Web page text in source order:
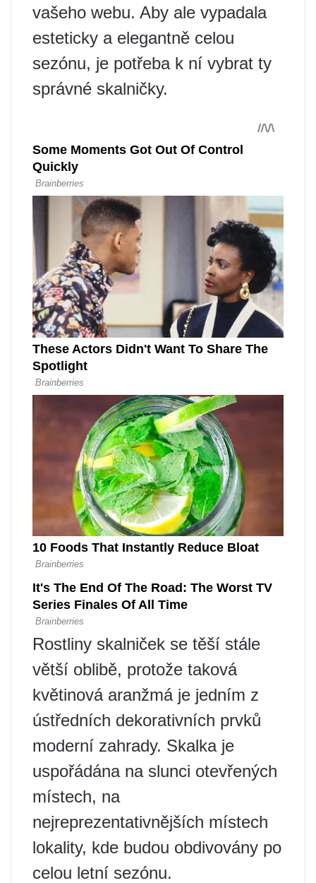
vašeho webu. Aby ale vypadala
esteticky a elegantně celou
sezónu, je potřeba k ní vybrat ty
správné skalničky.
Rostliny skalniček se těší stále
větší oblibě, protože taková
květinová aranžmá je jedním z
ústředních dekorativních prvků
moderní zahrady. Skalka je
uspořádána na slunci otevřených
místech, na
nejreprezentativnějších místech
lokality, kde budou obdivovány po
celou letní sezónu.